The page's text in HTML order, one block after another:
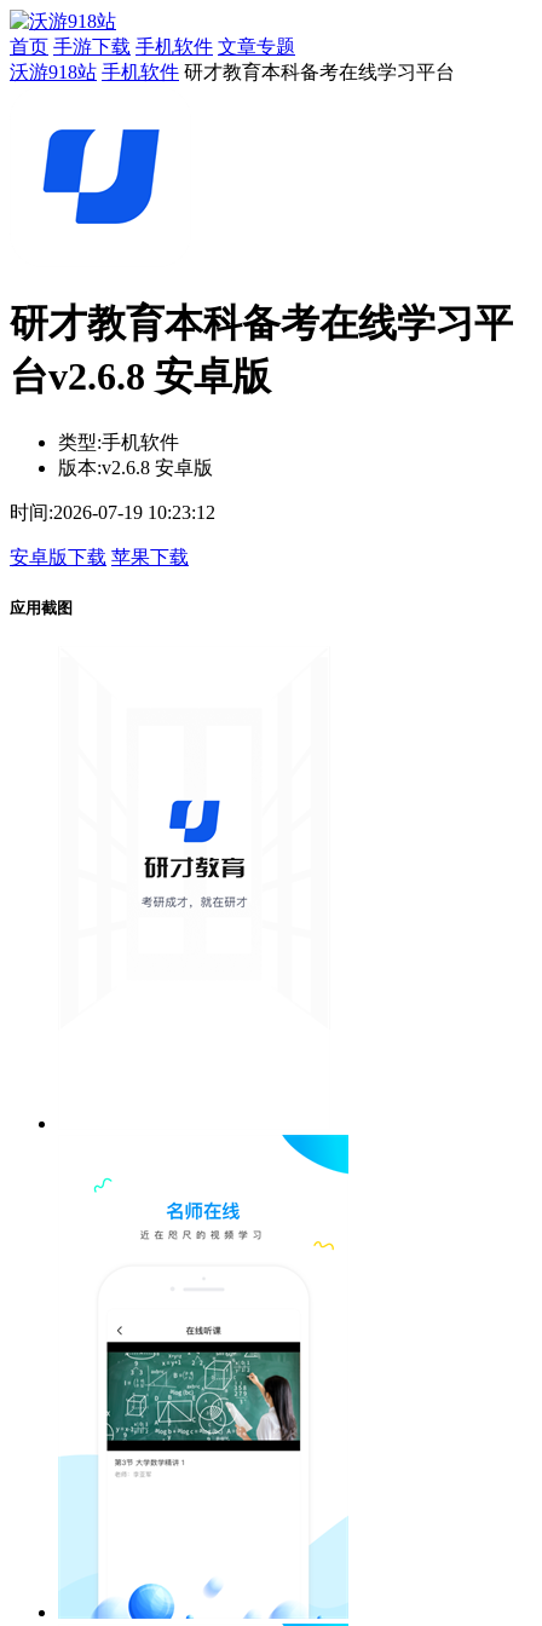
首页 手游下载 手机软件 文章专题
沃游918站 手机软件 研才教育本科备考在线学习平台
研才教育本科备考在线学习平
台v2.6.8 安卓版
类型:手机软件
版本:v2.6.8 安卓版
时间:2026-07-19 10:23:12
安卓版下载 苹果下载
应用截图